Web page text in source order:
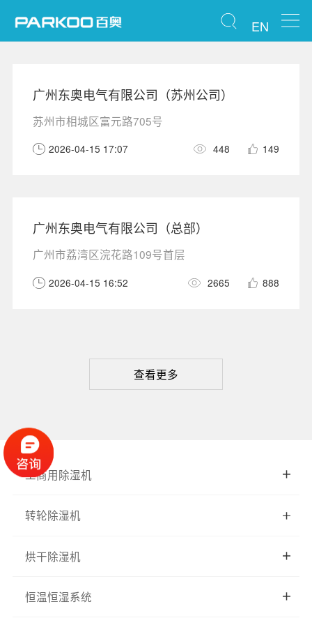
EN
广州东奥电气有限公司（苏州公司）
苏州市相城区富元路705号
2026-04-15 17:07 149
448
广州东奥电气有限公司（总部）
广州市荔湾区浣花路109号首层
2026-04-15 16:52 888
2665
查看更多
工商用除湿机
转轮除湿机
烘干除湿机
恒温恒湿系统